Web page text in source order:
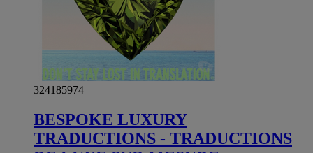
324185974
BESPOKE LUXURY
TRADUCTIONS - TRADUCTIONS